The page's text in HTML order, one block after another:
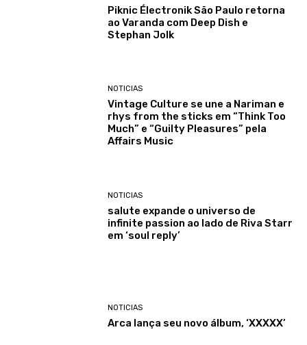
Piknic Électronik São Paulo retorna
ao Varanda com Deep Dish e
Stephan Jolk
NOTICIAS
Vintage Culture se une a Nariman e
rhys from the sticks em “Think Too
Much” e “Guilty Pleasures” pela
Affairs Music
NOTICIAS
salute expande o universo de
infinite passion ao lado de Riva Starr
em ‘soul reply’
NOTICIAS
Arca lança seu novo álbum, ‘XXXXX’